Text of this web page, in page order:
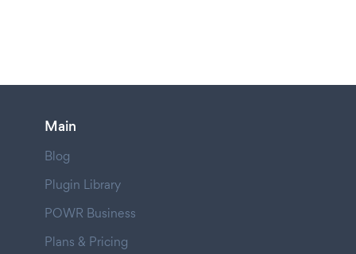
Main
Blog
Plugin Library
POWR Business
Plans & Pricing